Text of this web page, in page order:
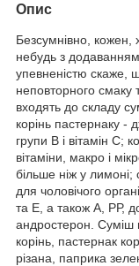
Опис
Безсумнівно, кожен,
небудь з
упевненістю скаже,
неповторного смаку
входять до складу
корінь пастернаку -
групи В і вітамін С;
вітаміни, макро і
більше ніж у лимоні;
для чоловічого
та Е, а також А, РР,
андростерон. Суміш
корінь, пастернак
різана, паприка